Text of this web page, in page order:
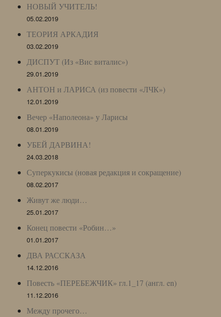
НОВЫЙ УЧИТЕЛЬ!
05.02.2019
ТЕОРИЯ АРКАДИЯ
03.02.2019
ДИСПУТ (Из «Вис виталис»)
29.01.2019
АНТОН и ЛАРИСА (из повести «ЛЧК»)
12.01.2019
Вечер «Наполеона» у Ларисы
08.01.2019
УБЕЙ ДАРВИНА!
24.03.2018
Суперкукисы (новая редакция и сокращение)
08.02.2017
Живут же люди…
25.01.2017
Конец повести «Робин…»
01.01.2017
ДВА РАССКАЗА
14.12.2016
Повесть «ПЕРЕБЕЖЧИК» гл.1_17 (англ. en)
11.12.2016
Между прочего…